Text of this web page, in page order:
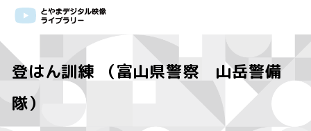
登はん訓練 （富山県警察 山岳警備
隊）